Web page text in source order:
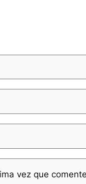
vez que